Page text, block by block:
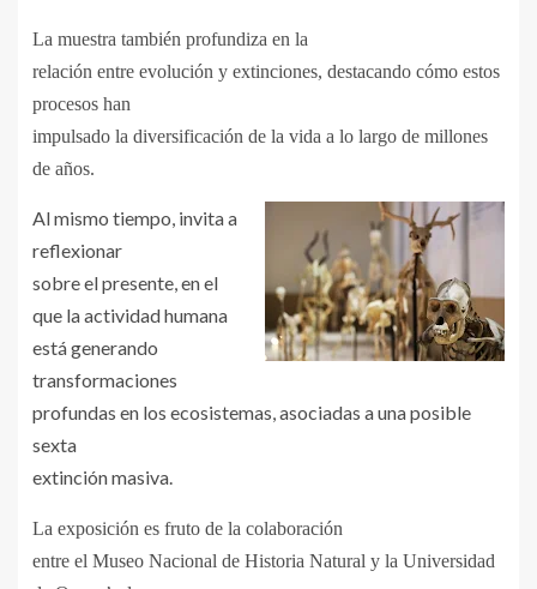
La muestra también profundiza en la
relación entre evolución y extinciones, destacando cómo estos
procesos han
impulsado la diversificación de la vida a lo largo de millones
de años.
Al mismo tiempo, invita a
reflexionar
sobre el presente, en el
que la actividad humana
está generando
transformaciones
profundas en los ecosistemas, asociadas a una posible
sexta
extinción masiva.
La exposición es fruto de la colaboración
entre el Museo Nacional de Historia Natural y la Universidad